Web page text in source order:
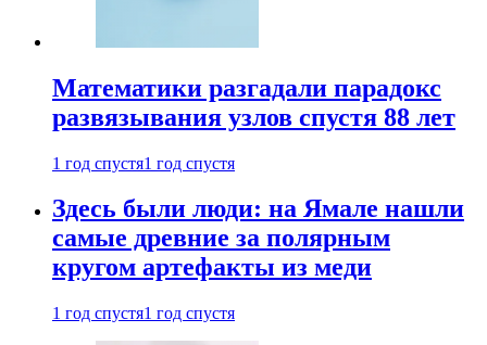
Математики разгадали парадокс
развязывания узлов спустя 88 лет
1 год спустя1 год спустя
Здесь были люди: на Ямале нашли
самые древние за полярным
кругом артефакты из меди
1 год спустя1 год спустя